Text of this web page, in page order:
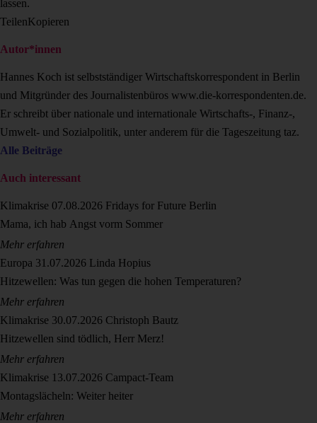
lassen.
TeilenKopieren
Autor*innen
Hannes Koch ist selbstständiger Wirtschaftskorrespondent in Berlin
und Mitgründer des Journalistenbüros www.die-korrespondenten.de.
Er schreibt über nationale und internationale Wirtschafts-, Finanz-,
Umwelt- und Sozialpolitik, unter anderem für die Tageszeitung taz.
Alle Beiträge
Auch interessant
Klimakrise 07.08.2026 Fridays for Future Berlin
Mama, ich hab Angst vorm Sommer
Mehr erfahren
Europa 31.07.2026 Linda Hopius
Hitzewellen: Was tun gegen die hohen Temperaturen?
Mehr erfahren
Klimakrise 30.07.2026 Christoph Bautz
Hitzewellen sind tödlich, Herr Merz!
Mehr erfahren
Klimakrise 13.07.2026 Campact-Team
Montagslächeln: Weiter heiter
Mehr erfahren